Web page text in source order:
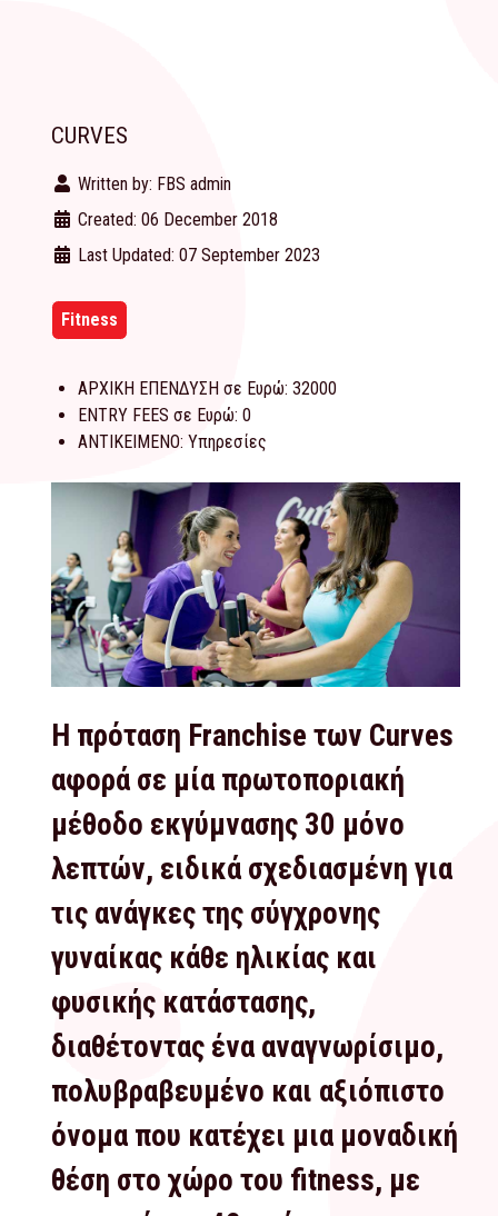
CURVES
Written by: FBS admin
Created: 06 December 2018
Last Updated: 07 September 2023
Fitness
ΑΡΧΙΚΗ ΕΠΕΝΔΥΣΗ σε Ευρώ: 32000
ENTRY FEES σε Ευρώ: 0
ΑΝΤΙΚΕΙΜΕΝΟ: Υπηρεσίες
Η πρόταση Franchise των Curves
αφορά σε μία πρωτοποριακή
μέθοδο εκγύμνασης 30 μόνο
λεπτών, ειδικά σχεδιασμένη για
τις ανάγκες της σύγχρονης
γυναίκας κάθε ηλικίας και
φυσικής κατάστασης,
διαθέτοντας ένα αναγνωρίσιμο,
πολυβραβευμένο και αξιόπιστο
όνομα που κατέχει μια μοναδική
θέση στο χώρο του fitness, με